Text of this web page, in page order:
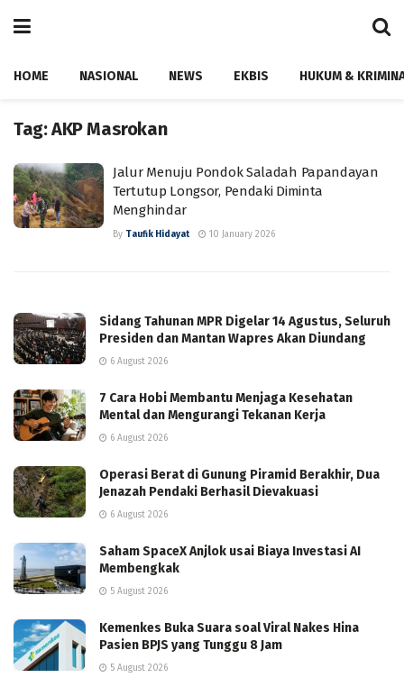
HOME NASIONAL NEWS EKBIS HUKUM &
Tag:AKP Masrokan
Jalur Menuju Pondok Saladah Papandayan
Tertutup Longsor, Pendaki Diminta
Menghindar
By Taufik Hidayat 10 January 2026
Sidang Tahunan MPR Digelar 14 Agustus, Seluruh
Presiden dan Mantan Wapres Akan Diundang
6 August 2026
7 Cara Hobi Membantu Menjaga Kesehatan
Mental dan Mengurangi Tekanan Kerja
6 August 2026
Operasi Berat di Gunung Piramid Berakhir, Dua
Jenazah Pendaki Berhasil Dievakuasi
6 August 2026
Saham SpaceX Anjlok usai Biaya Investasi AI
Membengkak
5 August 2026
Kemenkes Buka Suara soal Viral Nakes Hina
Pasien BPJS yang Tunggu 8 Jam
5 August 2026